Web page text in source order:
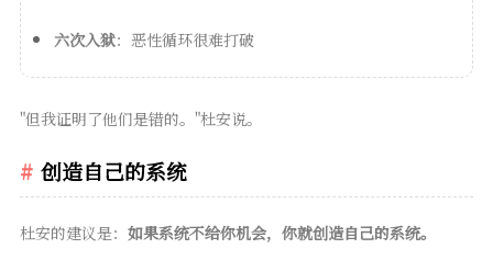
六次入狱：恶性循环很难打破
"但我证明了他们是错的。"杜安说。
创造自己的系统
杜安的建议是： 如果系统不给你机会，你就创造自己的系统。